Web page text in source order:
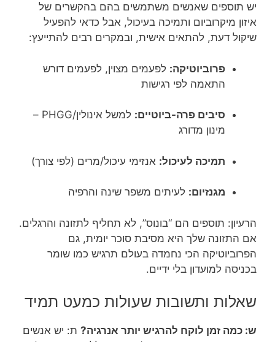
יש תוספים שאנשים משתמשים בהם בהקשרים של
איזון מיקרוביום ותמיכה בעיכול, אבל כדאי להפעיל
שיקול דעת, להתאים אישית, ובמקרים רבים להתייעץ:
פרוביוטיקה: לפעמים מצוין, לפעמים דורש
התאמה לפי רגישות
סיבים פרה-ביוטיים:
למשל אינולין/PHGG –
מינון מדורג
תמיכה לעיכול: אנזימי עיכול/מרים (לפי צורך)
מגנזיום: לעיתים משפר שינה והרפיה
הרעיון: תוספים הם “בונוס”, לא תחליף לתזונה והרגלים.
אם התזונה שלך היא מסיבת סוכר יומית, גם
הפרוביוטיקה הכי נחמדה בעולם תרגיש כמו שומר
בכניסה למועדון בלי ידיים.
שאלות ותשובות שעולות כמעט תמיד
ש: כמה זמן לוקח להרגיש יותר אנרגיה? ת: יש אנשים